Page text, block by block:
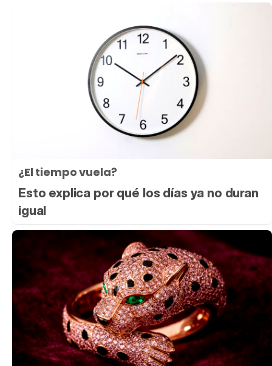
¿El tiempo vuela?
Esto explica por qué los días ya no duran
igual